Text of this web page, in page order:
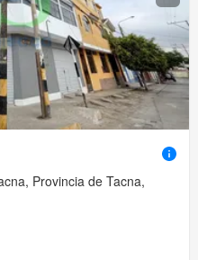
Provincia de Tacna,